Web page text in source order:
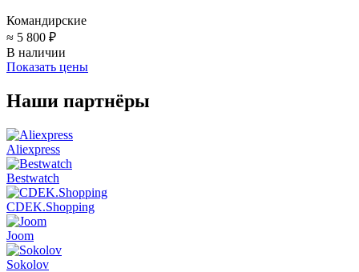
Командирские
≈ 5 800 ₽
В наличии
Показать цены
Наши партнёры
Aliexpress
Bestwatch
CDEK.Shopping
Joom
Sokolov